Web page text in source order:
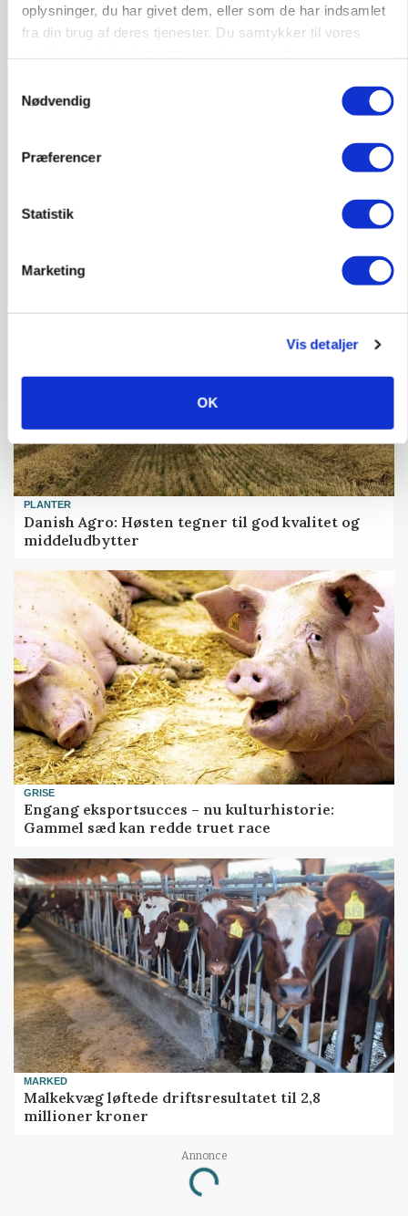
oplysninger, du har givet dem, eller som de har indsamlet
fra din brug af deres tjenester. Du samtykker til vores
Nødvendig
Præferencer
Statistik
Marketing
Vis detaljer
OK
BUSINESS
BUSINESS
Grambogård får oksekød på menuen hos
HØST-TOUR
PLANTER
Danish Agro: Høsten tegner til god kvalitet og
middeludbytter
GRISE
Engang eksportsucces – nu kulturhistorie:
Gammel sæd kan redde truet race
MARKED
Malkekvæg løftede driftsresultatet til 2,8
millioner kroner
Annonce
Loading...